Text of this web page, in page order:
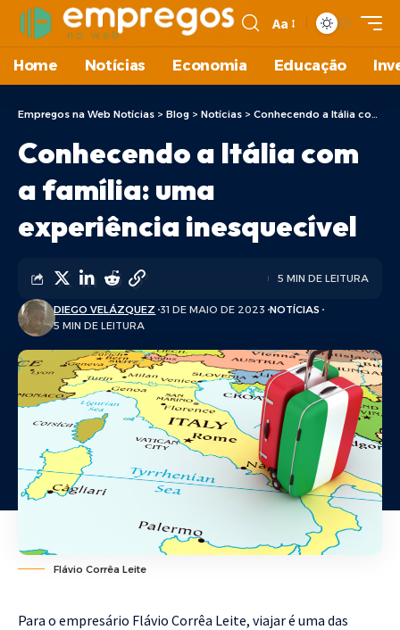
Aa
Home Notícias Economia Educação
Empregos na Web Notícias > Blog > Notícias > Conhecendo a Itália com a família: uma experiência inesquecível
Conhecendo a Itália com
a família: uma
experiência inesquecível
DIEGO VELÁZQUEZ 31 DE MAIO DE 2023 NOTÍCIAS
5 MIN DE LEITURA
5 MIN DE LEITURA
Flávio Corrêa Leite
Para o empresário Flávio Corrêa Leite, viajar é uma das